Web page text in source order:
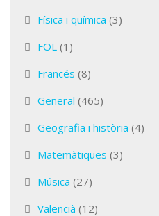
Física i química (3)
FOL (1)
Francés (8)
General (465)
Geografia i història (4)
Matemàtiques (3)
Música (27)
Valencià (12)